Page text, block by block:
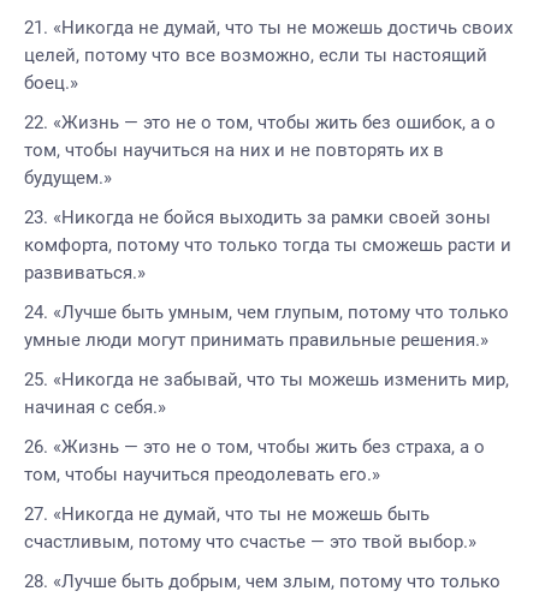
«Никогда не думай, что ты не можешь достичь своих
целей, потому что все возможно, если ты настоящий
боец.»
«Жизнь — это не о том, чтобы жить без ошибок, а о
том, чтобы научиться на них и не повторять их в
будущем.»
«Никогда не бойся выходить за рамки своей зоны
комфорта, потому что только тогда ты сможешь расти и
развиваться.»
«Лучше быть умным, чем глупым, потому что только
умные люди могут принимать правильные решения.»
«Никогда не забывай, что ты можешь изменить мир,
начиная с себя.»
«Жизнь — это не о том, чтобы жить без страха, а о
том, чтобы научиться преодолевать его.»
«Никогда не думай, что ты не можешь быть
счастливым, потому что счастье — это твой выбор.»
«Лучше быть добрым, чем злым, потому что только